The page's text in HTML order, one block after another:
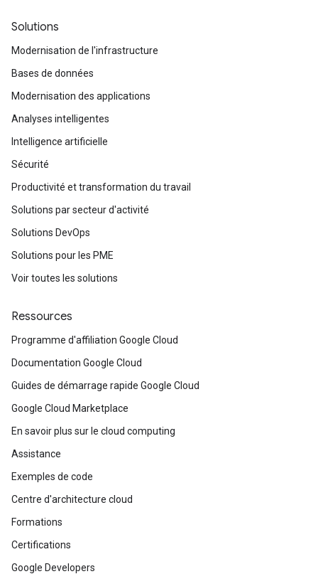
Solutions
Modernisation de l'infrastructure
Bases de données
Modernisation des applications
Analyses intelligentes
Intelligence artificielle
Sécurité
Productivité et transformation du travail
Solutions par secteur d'activité
Solutions DevOps
Solutions pour les PME
Voir toutes les solutions
Ressources
Programme d'affiliation Google Cloud
Documentation Google Cloud
Guides de démarrage rapide Google Cloud
Google Cloud Marketplace
En savoir plus sur le cloud computing
Assistance
Exemples de code
Centre d'architecture cloud
Formations
Certifications
Google Developers